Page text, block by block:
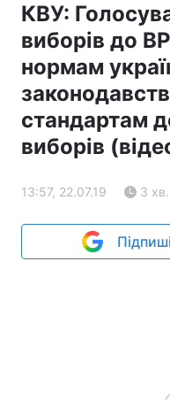
КВУ:
виборів до
нормам
стандартам
виборів
13:57, 22.07.19 3 хв.